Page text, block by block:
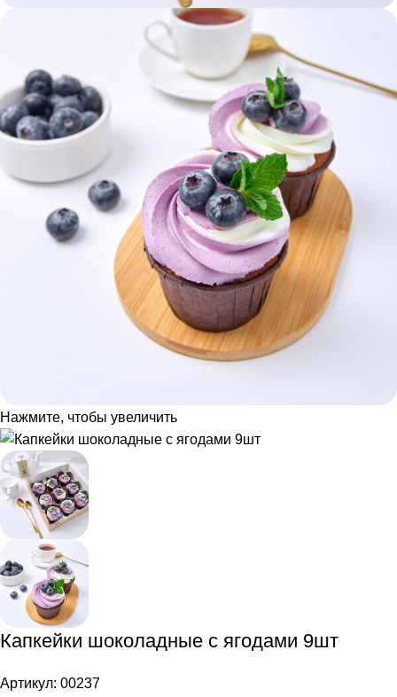
Нажмите, чтобы увеличить
Капкейки шоколадные с ягодами 9шт
Артикул: 00237